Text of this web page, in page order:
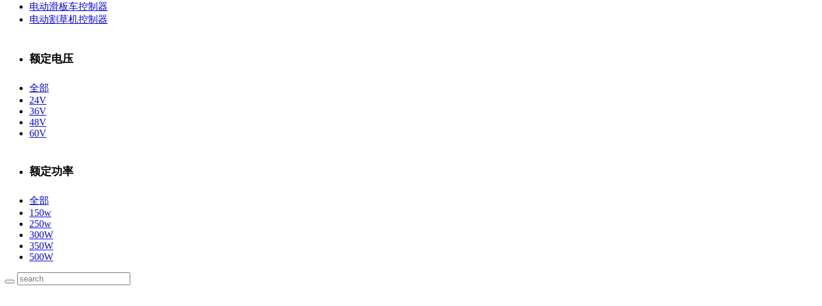
电动滑板车控制器
电动割草机控制器
额定电压
全部
24V
36V
48V
60V
额定功率
全部
150w
250w
300W
350W
500W